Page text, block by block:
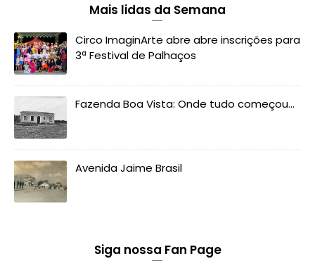
Mais lidas da Semana
Circo ImaginArte abre abre inscrições para
3ª Festival de Palhaços
Fazenda Boa Vista: Onde tudo começou...
Avenida Jaime Brasil
Siga nossa Fan Page